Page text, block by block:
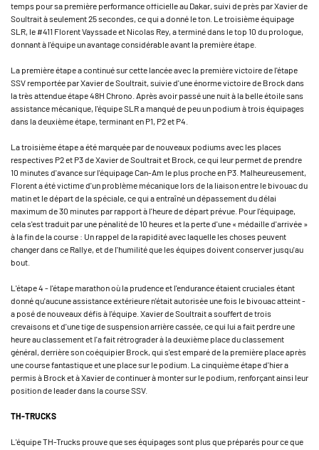
temps pour sa première performance officielle au Dakar, suivi de près par Xavier de
Soultrait à seulement 25 secondes, ce qui a donné le ton. Le troisième équipage
SLR, le #411 Florent Vayssade et Nicolas Rey, a terminé dans le top 10 du prologue,
donnant à l'équipe un avantage considérable avant la première étape.
La première étape a continué sur cette lancée avec la première victoire de l'étape
SSV remportée par Xavier de Soultrait, suivie d'une énorme victoire de Brock dans
la très attendue étape 48H Chrono. Après avoir passé une nuit à la belle étoile sans
assistance mécanique, l'équipe SLR a manqué de peu un podium à trois équipages
dans la deuxième étape, terminant en P1, P2 et P4.
La troisième étape a été marquée par de nouveaux podiums avec les places
respectives P2 et P3 de Xavier de Soultrait et Brock, ce qui leur permet de prendre
10 minutes d'avance sur l'équipage Can-Am le plus proche en P3. Malheureusement,
Florent a été victime d'un problème mécanique lors de la liaison entre le bivouac du
matin et le départ de la spéciale, ce qui a entraîné un dépassement du délai
maximum de 30 minutes par rapport à l'heure de départ prévue. Pour l'équipage,
cela s'est traduit par une pénalité de 10 heures et la perte d'une « médaille d'arrivée »
à la fin de la course : Un rappel de la rapidité avec laquelle les choses peuvent
changer dans ce Rallye, et de l'humilité que les équipes doivent conserver jusqu'au
bout.
L'étape 4 - l'étape marathon où la prudence et l'endurance étaient cruciales étant
donné qu'aucune assistance extérieure n'était autorisée une fois le bivouac atteint -
a posé de nouveaux défis à l'équipe. Xavier de Soultrait a souffert de trois
crevaisons et d'une tige de suspension arrière cassée, ce qui lui a fait perdre une
heure au classement et l'a fait rétrograder à la deuxième place du classement
général, derrière son coéquipier Brock, qui s'est emparé de la première place après
une course fantastique et une place sur le podium. La cinquième étape d'hier a
permis à Brock et à Xavier de continuer à monter sur le podium, renforçant ainsi leur
position de leader dans la course SSV.
TH-TRUCKS
L'équipe TH-Trucks prouve que ses équipages sont plus que préparés pour ce que